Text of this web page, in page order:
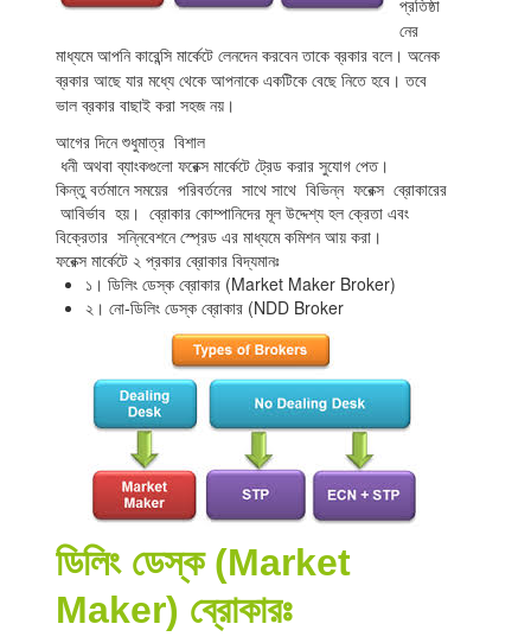
নের
মাধ্যমে আপনি কারেন্সি মার্কেটে লেনদেন করবেন তাকে ব্রকার বলে। অনেক
ব্রকার আছে যার মধ্যে থেকে আপনাকে একটিকে বেছে নিতে হবে। তবে
ভাল ব্রকার বাছাই করা সহজ নয়।
আগের দিনে শুধুমাত্র বিশাল
ধনী অথবা ব্যাংকগুলো ফরেক্স মার্কেটে ট্রেড করার সুযোগ পেত।
কিন্তু বর্তমানে সময়ের পরিবর্তনের সাথে সাথে বিভিন্ন ফরেক্স ব্রোকারের
আবির্ভাব হয়। ব্রোকার কোম্পানিদের মূল উদ্দেশ্য হল ক্রেতা এবং
বিক্রেতার সন্নিবেশনে স্প্রেড এর মাধ্যমে কমিশন আয় করা।
ফরেক্স মার্কেটে ২ প্রকার ব্রোকার বিদ্যমানঃ
১। ডিলিং ডেস্ক ব্রোকার (Market Maker Broker)
২। নো-ডিলিং ডেস্ক ব্রোকার (NDD Broker
ডিলিং ডেস্ক (Market
Maker) ব্রোকারঃ